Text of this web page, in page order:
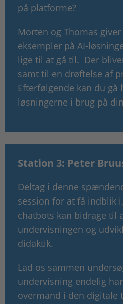
på platforme?
Morten og Thomas
eksempler på AI-
lige til at gå til. Der
samt til en drøftelse af
Efterfølgende kan du gå
løsningerne i brug på
Station 3: Peter
Deltag i denne
session for at få indblik
chatbots kan bidrage til
undervisningen og
didaktik.
Lad os sammen
undervisning endelig
overmand i den digitale